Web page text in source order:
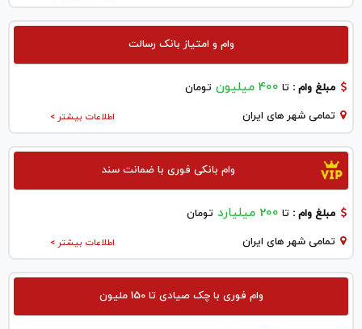
وام و امتیاز بانک رسالت
مبلغ وام : تا 400 میلیون تومان
اطلاعات بیشتر > تمامی شهر های ایران
وام بانکی فوری با ضمانت سند
مبلغ وام : تا 200 میلیارد تومان
اطلاعات بیشتر > تمامی شهر های ایران
وام فوری با چک صیادی تا 150 ملیون